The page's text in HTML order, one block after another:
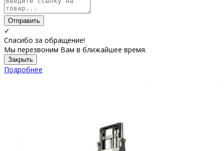
Отправить
✓
Спасибо за обращение!
Мы перезвоним Вам в ближайшее время.
Закрыть
Подробнее